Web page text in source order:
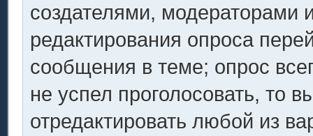
создателями, модераторами
редактирования опроса
сообщения в теме; опрос
не успел проголосовать, то
отредактировать любой из